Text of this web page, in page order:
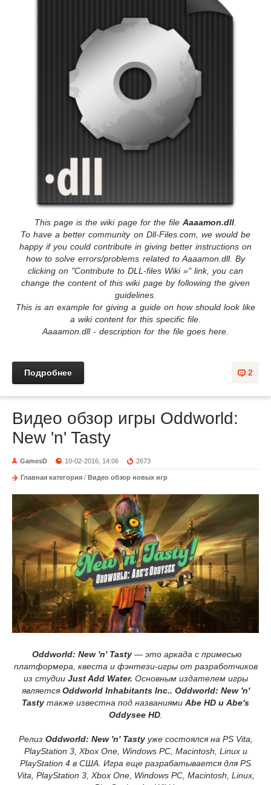
This page is the wiki page for the file Aaaamon.dll.
To have a better community on Dll-Files.com, we would be
happy if you could contribute in giving better instructions on
how to solve errors/problems related to Aaaamon.dll. By
clicking on "Contribute to DLL-files Wiki »" link, you can
change the content of this wiki page by following the given
guidelines.
This is an example for giving a guide on how should look like
a wiki content for this specific file.
Aaaamon.dll - description for the file goes here.
2
Подробнее
Видео обзор игры Oddworld:
New 'n' Tasty
GamesD 10-02-2016, 14:06 2673
Главная категория / Видео обзор новых игр
Oddworld: New 'n' Tasty— это аркада с примесью
платформера, квеста и фэнтези-игры от разработчиков
из студии Just Add Water. Основным издателем игры
является Oddworld Inhabitants Inc.. Oddworld: New 'n'
Tasty также известна под названиями Abe HD и Abe's
Oddysee HD.
Релиз Oddworld: New 'n' Tastyуже состоялся на PS Vita,
PlayStation 3, Xbox One, Windows PC, Macintosh, Linux и
PlayStation 4 в США. Игра еще разрабатывается для PS
Vita, PlayStation 3, Xbox One, Windows PC, Macintosh, Linux,